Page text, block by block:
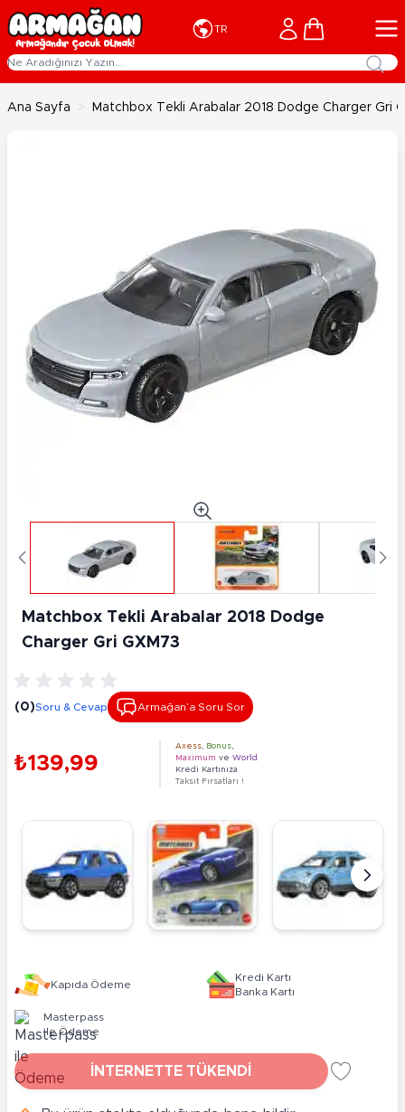
İçeriğe geç
TR Cart
Ana Sayfa > Matchbox Tekli Arabalar 2018 Dodge Charger Gri
Matchbox Tekli Arabalar 2018 Dodge
Charger Gri GXM73
(0)Soru & Cevap Armağan’a Soru Sor
₺139,99
Axess Bonus
Maximum ve World
Kredi Kartınıza
Taksit Fırsatları !
Kapıda Ödeme
Kredi Kartı
Banka Kartı
Masterpass
ile Ödeme
İNTERNETTE TÜKENDİ